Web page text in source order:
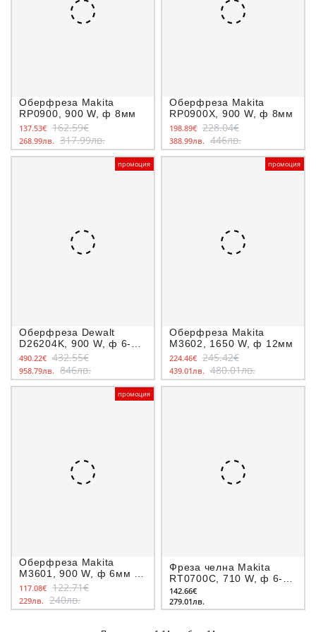
Оберфреза Makita
RP0900, 900 W, ф 8мм
137.53€ 162.59€
268.99лв. 317.99лв.
Оберфреза Makita
RP0900X, 900 W, ф 8мм
198.89€ 228.04€
388.99лв. 446лв.
промоция
Оберфреза Dewalt
D26204K, 900 W, ф 6-
8мм
490.22€ 432.55€
958.79лв. 846лв.
промоция
Оберфреза Makita
M3602, 1650 W, ф 12мм
224.46€ 245.42€
439.01лв. 480.01лв.
промоция
Оберфреза Makita
M3601, 900 W, ф 6мм +
ф8мм
117.08€ 122.71€
229лв. 240лв.
Фреза челна Makita
RT0700C, 710 W, ф 6-
8мм
142.66€
279.01лв.